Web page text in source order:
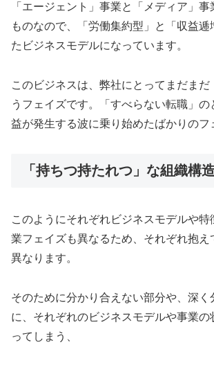
「エージェント」事業と「メディア」
ものなので、「労働集約型」と「収益
たビジネスモデルになっています。
このビジネスは、弊社にとってまだまだ
うフェイズです。「すべらない転職」の
益が発生する波に乗り始めたばかりのフ
「持ちつ持たれつ」な組織構
このようにそれぞれビジネスモデルや
業フェイズも異なるため、それぞれ抱え
異なります。
そのために分かり合えない部分や、深く
に、それぞれのビジネスモデルや事業の
ってしまう、